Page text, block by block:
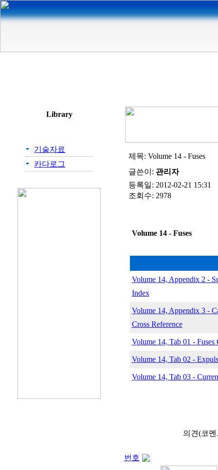
기술자료
카다로그
제목: Volume 14 - Fuses
글쓴이: 관리자
등록일: 2012-02-21 15:31
조회수: 2978
Volume 14 - Fuses
Volume 14, Appendix 2 -
Index
Volume 14, Appendix 3 -
Cross Reference
Volume 14, Tab 01 - Fuses
Volume 14, Tab 02 -
Volume 14, Tab 03 -
의견(코
번호